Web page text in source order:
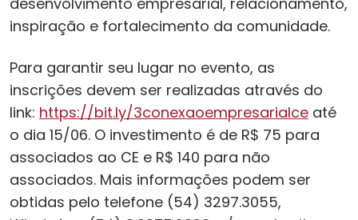
inspiração e fortalecimento da comunidade.
Para garantir seu lugar no evento, as
inscrições devem ser realizadas através do
link: https://bit.ly/3conexaoempresarialce até
o dia 15/06. O investimento é de R$ 75 para
associados ao CE e R$ 140 para não
associados. Mais informações podem ser
obtidas pelo telefone (54) 3297.3055,